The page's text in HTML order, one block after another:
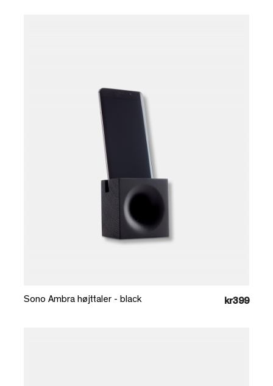
Sono Ambra højttaler - black kr399